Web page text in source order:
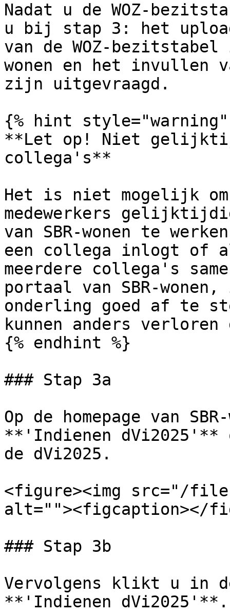
Nadat u de WOZ-
u bij stap 3: het
van de WOZ-
wonen en het invullen
zijn uitgevraagd.
{% hint style="warning"
**Let op! Niet
collega's**
Het is niet mogelijk
medewerkers
van SBR-wonen te
een collega inlogt of
meerdere collega's
portaal van SBR-
onderling goed af te
kunnen anders verloren
{% endhint %}
### Stap 3a
Op de homepage van
**'Indienen dVi2025'**
de dVi2025.
<figure><img src="/files/
alt=""><figcaption></
### Stap 3b
Vervolgens klikt u in
**'Indienen dVi2025'**.